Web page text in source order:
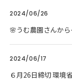
2024/06/26
🌸うむ農園さんか
2024/06/17
６月26日締切 環境